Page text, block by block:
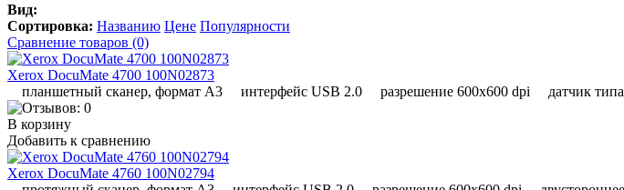
Вид:
Сортировка: Названию Цене Популярности
Сравнение товаров (0)
Xerox DocuMate 4700 100N02873
планшетный сканер, формат A3 интерфейс USB 2.0 разрешение 600x600 dpi датчик типа
В корзину
Добавить к сравнению
Xerox DocuMate 4760 100N02794